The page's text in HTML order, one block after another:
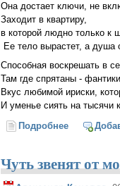
Она достает ключи, не
Заходит в квартиру,
в которой людно только к
Ее тело вырастет, а душа
Способная воскрешать в
Там где спрятаны -
Вкус любимой ириски,
И уменье сиять на тысячи
Подробнеео Я до сих
Чуть звенят от